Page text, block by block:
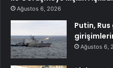
Ağustos 6, 2026
Putin,
Ağustos 6,